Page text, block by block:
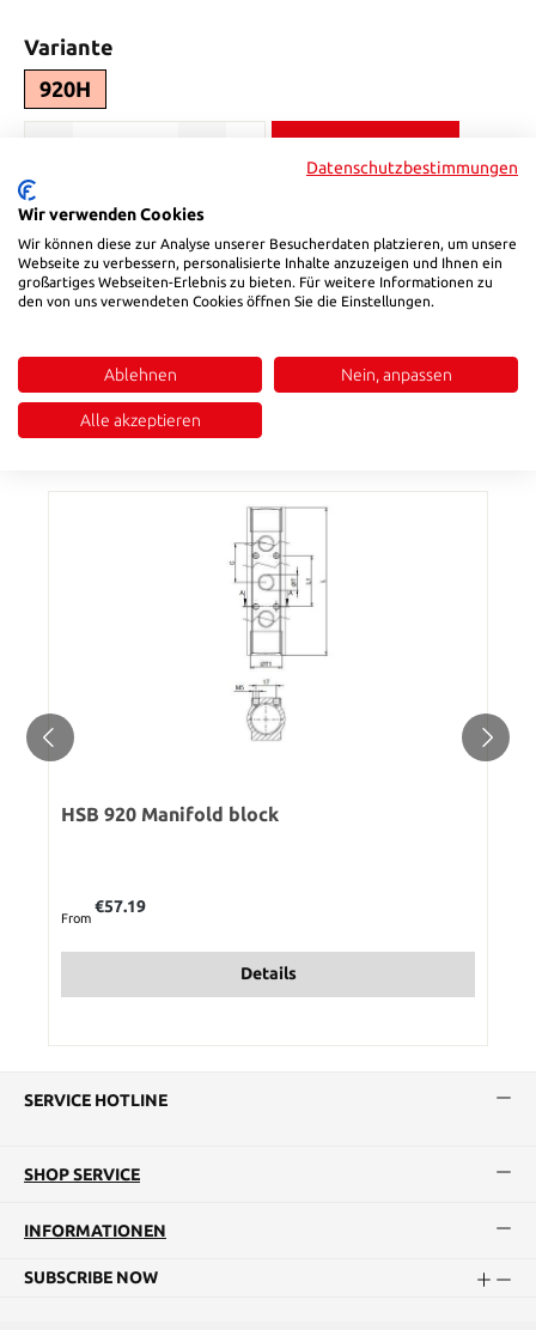
Select
Variante
920H
Product number: 920H
Description
Reviews
SIMILAR PRODUCTS
HSB 920 Manifold block
From
€57.19
Details
SERVICE HOTLINE
SHOP SERVICE
INFORMATIONEN
SUBSCRIBE NOW
Datenschutzbestimmungen
Wir verwenden Cookies
Wir können diese zur Analyse unserer Besucherdaten platzieren, um unsere
Webseite zu verbessern, personalisierte Inhalte anzuzeigen und Ihnen ein
großartiges Webseiten-Erlebnis zu bieten. Für weitere Informationen zu
den von uns verwendeten Cookies öffnen Sie die Einstellungen.
Ablehnen Nein, anpassen
Alle akzeptieren